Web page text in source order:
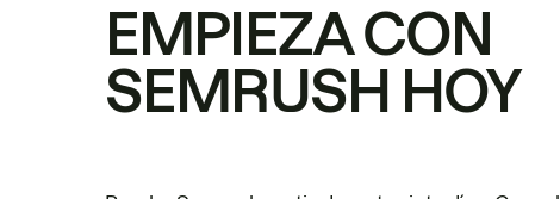
EMPIEZA CON
SEMRUSH HOY